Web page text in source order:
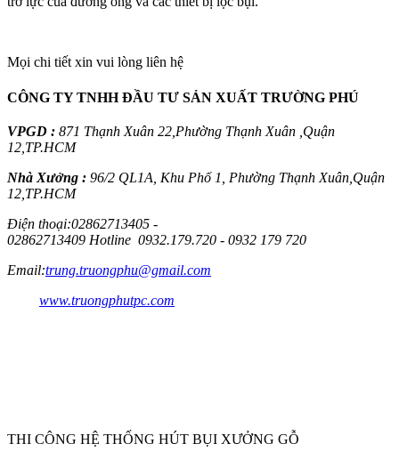
Mọi chi tiết xin vui lòng liên hệ
CÔNG TY TNHH ĐẦU TƯ SẢN XUẤT TRƯỜNG PHÚ
VPGD : 871 Thạnh Xuân 22,Phường Thạnh Xuân ,Quận
12,TP.HCM
Nhà Xưởng : 96/2 QL1A, Khu Phố 1, Phường Thạnh Xuân,Quận
12,TP.HCM
Điện thoại:02862713405 -
02862713409 Hotline 0932.179.720 - 0932 179 720
Email:trung.truongphu@gmail.com
www.truongphutpc.com
THI CÔNG HỆ THỐNG HÚT BỤI XƯỞNG GỖ